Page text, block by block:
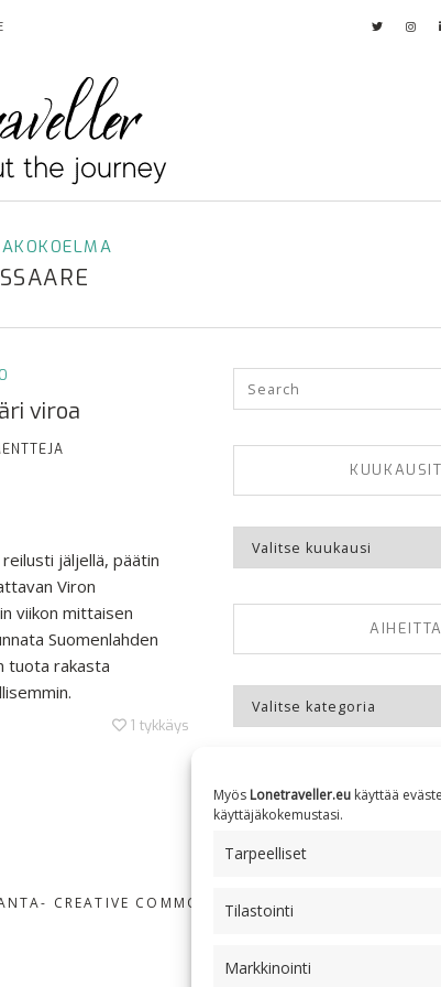
Myös Lonetraveller.eu käyttää
käyttäjäkokemustasi.
Tarpeelliset
Tilastointi
Markkinointi
viroa
jäljellä, päätin
Viron
viikon mittaisen
Suomenlahden
tuota rakasta
1 tykkäys
Kuukausittain
Aiheittain
- CREATIVE COMMONS BY-NC 4.0